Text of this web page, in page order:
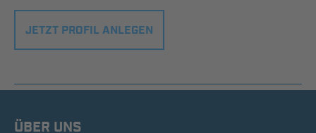
JETZT PROFIL ANLEGEN
ÜBER UNS